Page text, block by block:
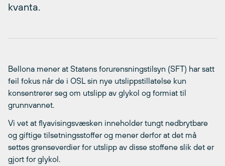
kvanta.
Bellona mener at Statens forurensningstilsyn (SFT) har satt
feil fokus når de i OSL sin nye utslippstillatelse kun
konsentrerer seg om utslipp av glykol og formiat til
grunnvannet.
Vi vet at flyavisingsvæsken inneholder tungt nedbrytbare
og giftige tilsetningsstoffer og mener derfor at det må
settes grenseverdier for utslipp av disse stoffene slik det er
gjort for glykol.